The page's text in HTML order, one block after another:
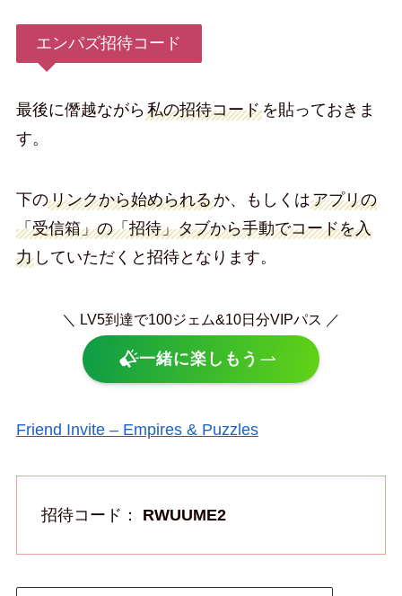
エンパズ招待コード
最後に僭越ながら私の招待コードを貼っておきま
す。
下のリンクから始められるか、もしくはアプリの
「受信箱」の「招待」タブから手動でコードを入
力していただくと招待となります。
＼ LV5到達で100ジェム&10日分VIPパス ／
一緒に楽しもう
Friend Invite – Empires & Puzzles
招待コード： RWUUME2